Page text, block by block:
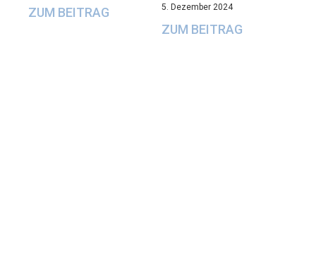
ZUM BEITRAG 5. Dezember 2024
ZUM BEITRAG